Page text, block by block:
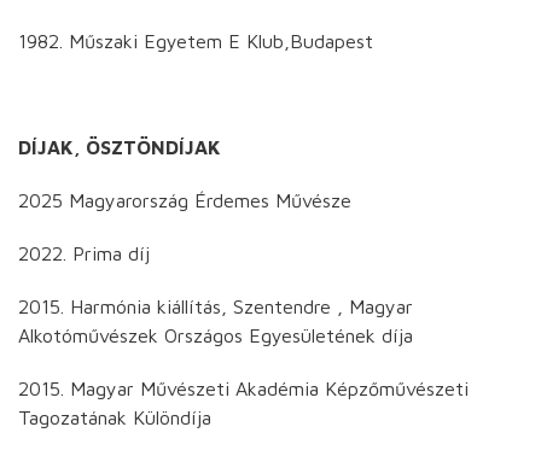
1982. Műszaki Egyetem E Klub,Budapest
DÍJAK, ÖSZTÖNDÍJAK
2025 Magyarország Érdemes Művésze
2022. Prima díj
2015. Harmónia kiállítás, Szentendre , Magyar
Alkotóművészek Országos Egyesületének díja
2015. Magyar Művészeti Akadémia Képzőművészeti
Tagozatának Különdíja